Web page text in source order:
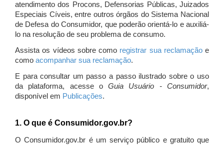
atendimento dos Procons, Defensorias Públicas, Juizados
Especiais Cíveis, entre outros órgãos do Sistema Nacional
de Defesa do Consumidor, que poderão orientá-lo e auxiliá-
lo na resolução de seu problema de consumo.
Assista os vídeos sobre como registrar sua reclamaçãoe
como acompanhar sua reclamação.
E para consultar um passo a passo ilustrado sobre o uso
da plataforma, acesse oGuia Usuário - Consumidor,
disponível em Publicações.
1. O que é Consumidor.gov.br?
O Consumidor.gov.br é um serviço público e gratuito que